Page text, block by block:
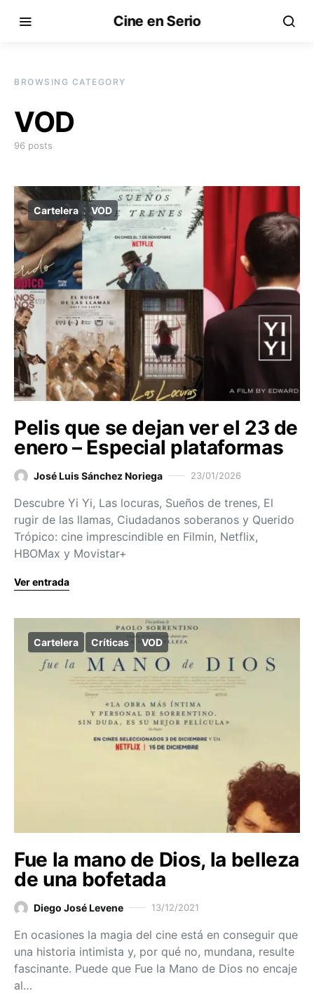
Cine en Serio
BROWSING CATEGORY
VOD
96 posts
Cartelera VOD
Pelis que se dejan ver el 23 de
enero – Especial plataformas
José Luis Sánchez Noriega 23/01/2026
Descubre Yi Yi, Las locuras, Sueños de trenes, El
rugir de las llamas, Ciudadanos soberanos y Querido
Trópico: cine imprescindible en Filmin, Netflix,
HBOMax y Movistar+
Ver entrada
Cartelera Críticas VOD
Fue la mano de Dios, la belleza
de una bofetada
Diego José Levene 13/12/2021
En ocasiones la magia del cine está en conseguir que
una historia intimista y, por qué no, mundana, resulte
fascinante. Puede que Fue la Mano de Dios no encaje
al…